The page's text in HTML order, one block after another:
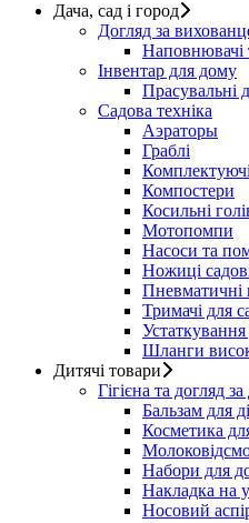
Дача, сад і город
Догляд за
Наповнювачі
Інвентар для дому
Прасувальні
Садова техніка
Аэраторы
Граблі
Компостери
Косильні
Мотопомпи
Насоси та
Ножиці
Пневматичні
Тримачі для
Шланги
Дитячі товари
Гігієна та догляд
Бальзам для
Косметика
Набори для
Накладка на
Носовий